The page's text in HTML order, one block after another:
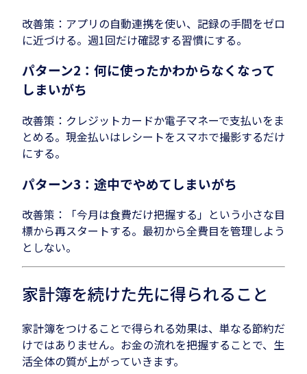
改善策：アプリの自動連携を使い、記録の手間をゼロ
に近づける。週1回だけ確認する習慣にする。
パターン2：何に使ったかわからなくなって
しまいがち
改善策：クレジットカードか電子マネーで支払いをま
とめる。現金払いはレシートをスマホで撮影するだけ
にする。
パターン3：途中でやめてしまいがち
改善策：「今月は食費だけ把握する」という小さな目
標から再スタートする。最初から全費目を管理しよう
としない。
家計簿を続けた先に得られること
家計簿をつけることで得られる効果は、単なる節約だ
けではありません。お金の流れを把握することで、生
活全体の質が上がっていきます。